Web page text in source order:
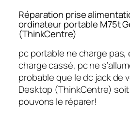
Réparation prise
ordinateur portable M75t
(ThinkCentre)
pc portable ne charge pas,
charge cassé, pc ne
probable que le dc jack de
Desktop (ThinkCentre)
pouvons le réparer!